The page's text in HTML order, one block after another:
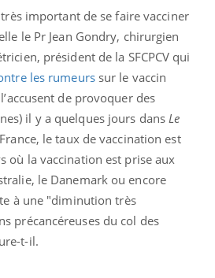
important de se faire vacciner
le Pr Jean Gondry, chirurgien
président de la SFCPCV qui
les rumeurssur le vaccin
de provoquer des
il y a quelques jours dans Le
le taux de vaccination est
où la vaccination est prise aux
le Danemark ou encore
à une "diminution très
précancéreuses du col des
t-il.